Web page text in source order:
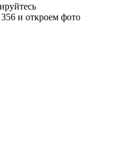
и откроем фото